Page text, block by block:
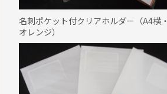
名刺ポケット付クリアホルダー（A4横・
オレンジ）